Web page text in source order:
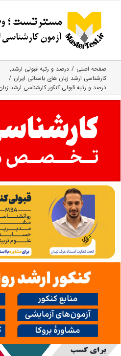
content
صفحه اصلی
درصد و رتبه قبولی ارشد
کارشناسی ارشد زبان‌ های باستانی ایران
درصد و رتبه قبولی کنکور کارشناسی ارشد